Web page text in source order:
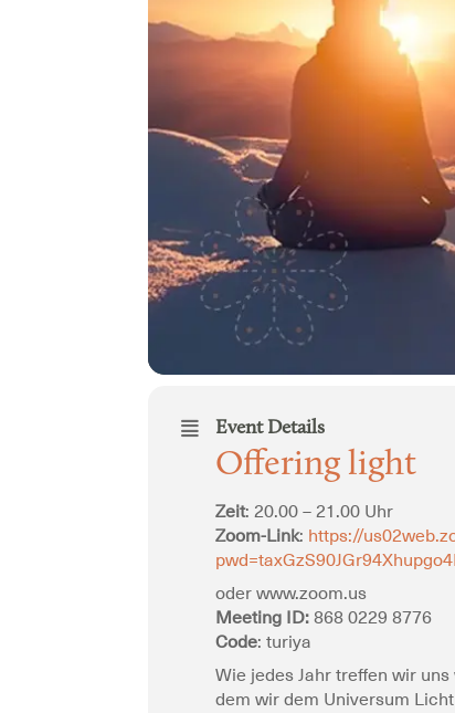
Event Details
Offering light
Zeit: 20.00 – 21.00 Uhr
Zoom-Link: https://
oder www.zoom.us
Meeting ID:868 0229 8776
Code: turiya
Wie jedes Jahr treffen wir
dem wir dem Universum